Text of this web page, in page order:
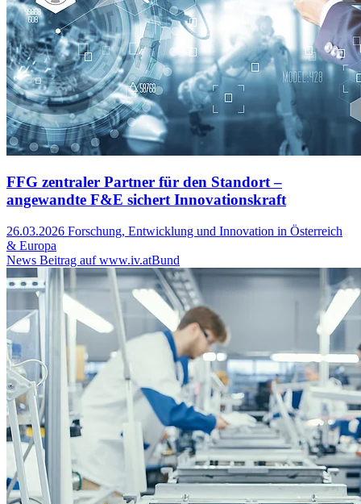
FFG zentraler Partner für den Standort –
angewandte F&E sichert Innovationskraft
26.03.2026 Forschung, Entwicklung und Innovation in Österreich
& Europa
News Beitrag auf www.iv.atBund